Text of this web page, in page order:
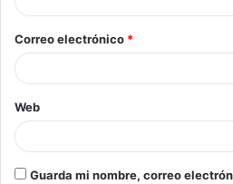
Correo electrónico *
Web
Guarda mi nombre, correo